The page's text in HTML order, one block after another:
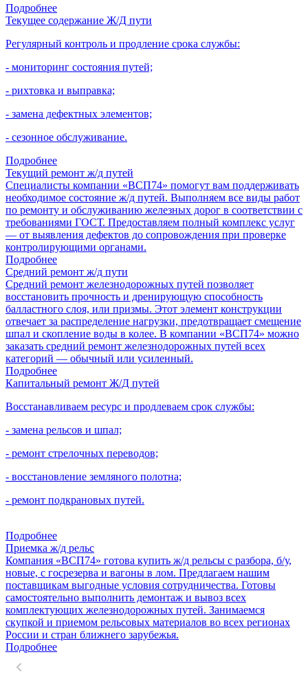
Подробнее
Текущее содержание Ж/Д пути
Регулярный контроль и продление срока службы:
- мониторинг состояния путей;
- рихтовка и выправка;
- замена дефектных элементов;
- сезонное обслуживание.
Подробнее
Текущий ремонт ж/д путей
Специалисты компании «ВСП74» помогут вам поддерживать
необходимое состояние ж/д путей. Выполняем все виды работ
по ремонту и обслуживанию железных дорог в соответствии с
требованиями ГОСТ. Предоставляем полный комплекс услуг
— от выявления дефектов до сопровождения при проверке
контролирующими органами.
Подробнее
Средний ремонт ж/д пути
Средний ремонт железнодорожных путей позволяет
восстановить прочность и дренирующую способность
балластного слоя, или призмы. Этот элемент конструкции
отвечает за распределение нагрузки, предотвращает смещение
шпал и скопление воды в колее. В компании «ВСП74» можно
заказать средний ремонт железнодорожных путей всех
категорий — обычный или усиленный.
Подробнее
Капитальный ремонт Ж/Д путей
Восстанавливаем ресурс и продлеваем срок службы:
- замена рельсов и шпал;
- ремонт стрелочных переводов;
- восстановление земляного полотна;
- ремонт подкрановых путей.
Подробнее
Приемка ж/д рельс
Компания «ВСП74» готова купить ж/д рельсы с разбора, б/у,
новые, с госрезерва и вагоны в лом. Предлагаем нашим
поставщикам выгодные условия сотрудничества. Готовы
самостоятельно выполнить демонтаж и вывоз всех
комплектующих железнодорожных путей. Занимаемся
скупкой и приемом рельсовых материалов во всех регионах
России и стран ближнего зарубежья.
Подробнее